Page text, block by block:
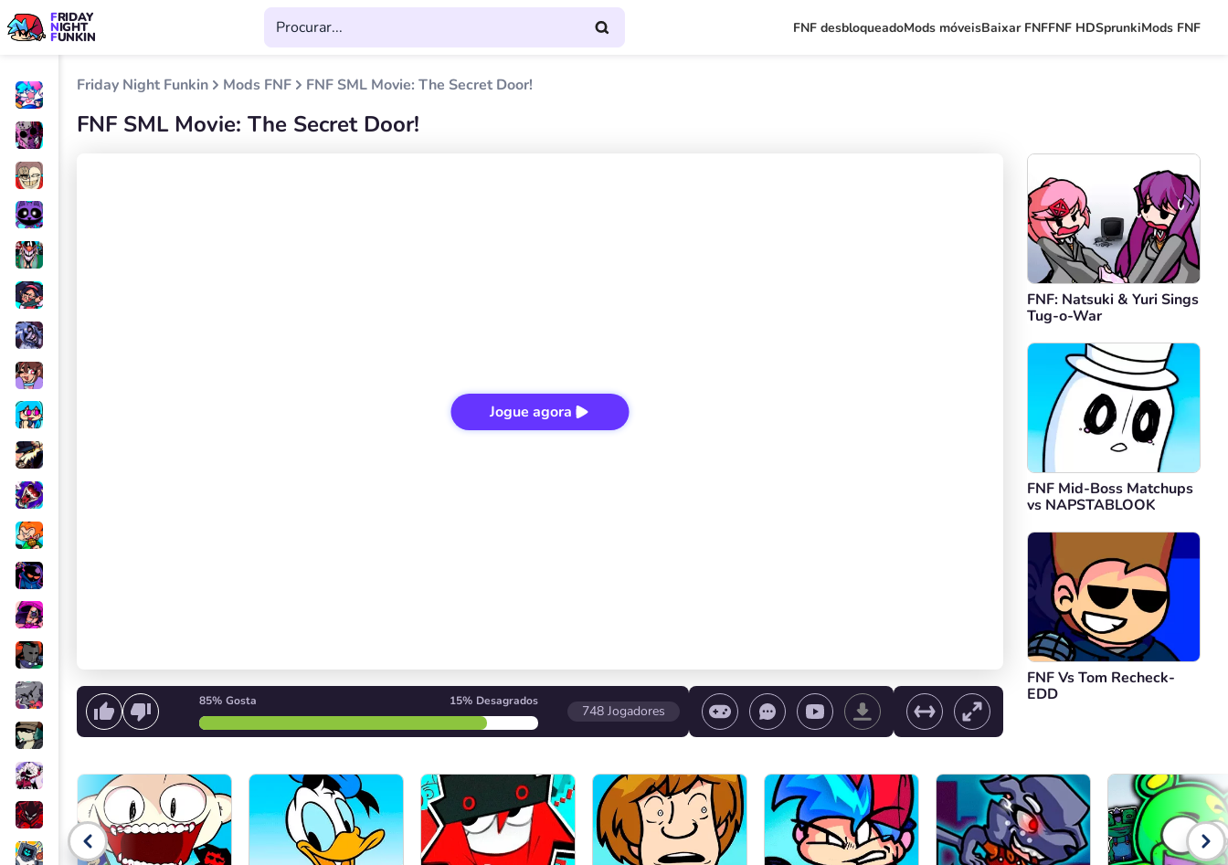
FRIDAY
NIGHT
FUNKIN
FNF desbloqueadoMods móveisBaixar FNFFNF HDSprunkiMods FNF
Friday Night Funkin Mods FNF FNF SML Movie: The Secret Door!
FNF SML Movie: The Secret Door!
Jogue agora
85% Gosta 15% Desagrados
748 Jogadores
Comece a cantar Inicie o jogo/ Pare o jogo/ Selecione um nível Controle de volume
Voltar
FNF: Natsuki & Yuri Sings
Tug-o-War
FNF Mid-Boss Matchups
vs NAPSTABLOOK
FNF Vs Tom Recheck-
EDD